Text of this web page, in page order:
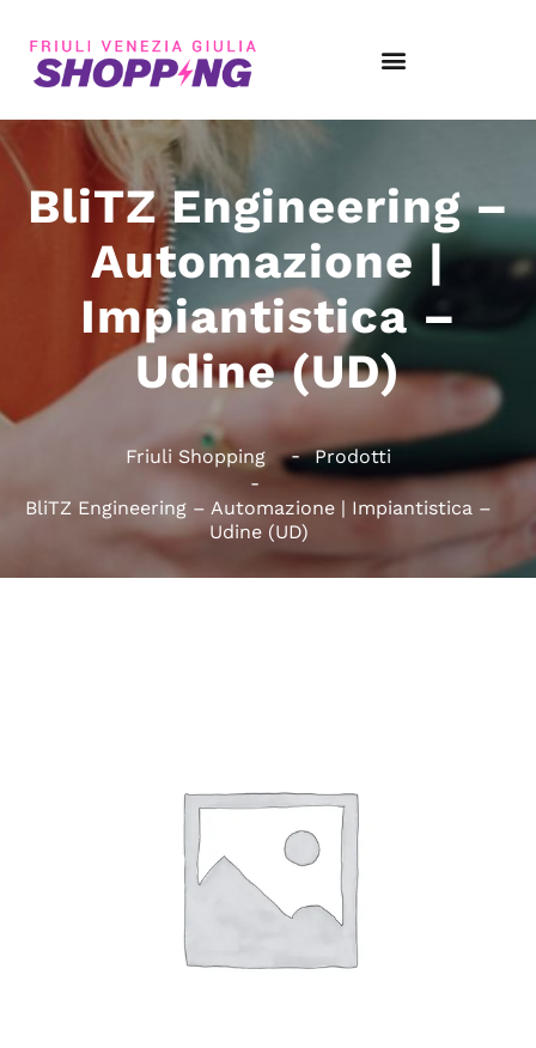
BliTZ Engineering –
Automazione |
Impiantistica –
Udine (UD)
Friuli Shopping Prodotti
BliTZ Engineering – Automazione | Impiantistica –
Udine (UD)